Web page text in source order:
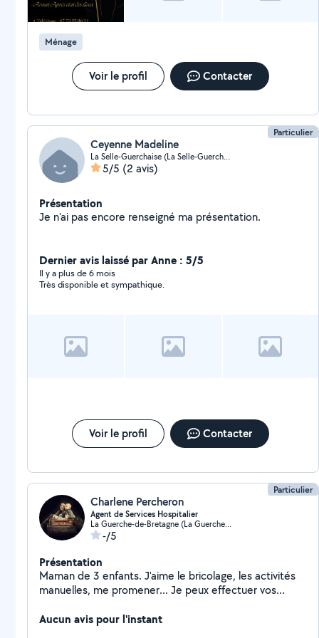
Prestations personnalisées ). Je suis Disponible
24h/24h, n'hésitez pas à me contacter pour plus
Ménage
Voir le profil Contacter
Particulier
Ceyenne Madeline
La Selle-Guerchaise (La Selle-Guerchaise)
5/5 (2 avis)
Présentation
Je n'ai pas encore renseigné ma présentation.
Dernier avis laissé par Anne : 5/5
Il y a plus de 6 mois
Très disponible et sympathique.
Voir le profil Contacter
Particulier
Charlene Percheron
Agent de Services Hospitalier
La Guerche-de-Bretagne (La Guerche-de-Bretagne)
-/5
Présentation
Maman de 3 enfants. J'aime le bricolage, les activités
manuelles, me promener... Je peux effectuer vos
quelques heures, une soirée.
Aucun avis pour l'instant